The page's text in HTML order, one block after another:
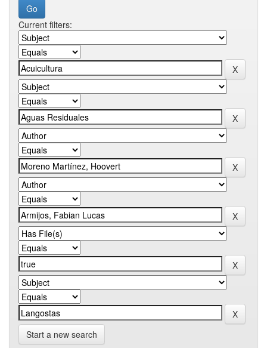
Current filters:
Start a new search